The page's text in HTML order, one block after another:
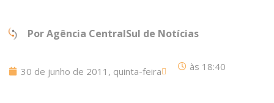
PorAgência CentralSul de Notícias
30 de junho de 2011, quinta-feira às 18:40